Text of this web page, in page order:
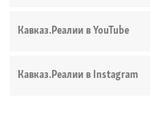
Кавказ.Реалии в YouTube
Кавказ.Реалии в Instagram